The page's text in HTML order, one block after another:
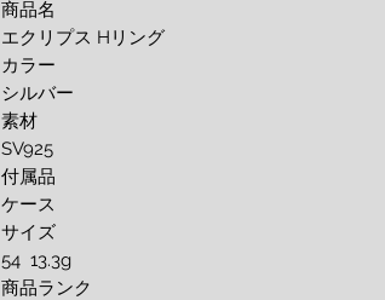
商品名
エクリプス Hリング
カラー
シルバー
素材
SV925
付属品
ケース
サイズ
54 13.3g
商品ランク